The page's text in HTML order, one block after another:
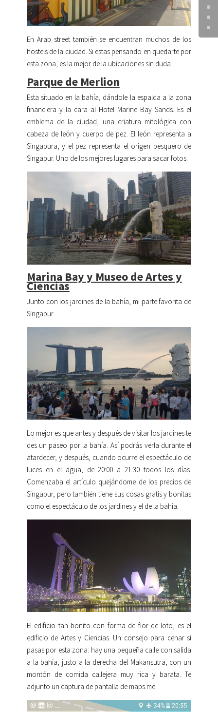
En Arab street también se encuentran muchos de los
hostels de la ciudad. Si estas pensando en quedarte por
esta zona, es la mejor de la ubicaciones sin duda.
Parque de Merlion
Esta situado en la bahía, dándole la espalda a la zona
financiera y la cara al Hotel Marine Bay Sands. Es el
emblema de la ciudad, una criatura mitológica con
cabeza de león y cuerpo de pez. El león representa a
Singapura, y el pez representa el origen pesquero de
Singapur. Uno de los mejores lugares para sacar fotos.
Marina Bay y Museo de Artes y
Ciencias
Junto con los jardines de la bahía, mi parte favorita de
Singapur.
Lo mejor es que antes y después de visitar los jardines te
des un paseo por la bahía. Así podrás verla durante el
atardecer, y después, cuando ocurre el espectáculo de
luces en el agua, de 20:00 a 21:30 todos los días.
Comenzaba el artículo quejándome de los precios de
Singapur, pero también tiene sus cosas gratis y bonitas
como el espectáculo de los jardines y el de la bahía.
El edificio tan bonito con forma de flor de loto, es el
edificio de Artes y Ciencias. Un consejo para cenar si
pasas por esta zona: hay una pequeña calle con salida
a la bahía, justo a la derecha del Makansutra, con un
montón de comida callejera muy rica y barata. Te
adjunto un captura de pantalla de maps.me.